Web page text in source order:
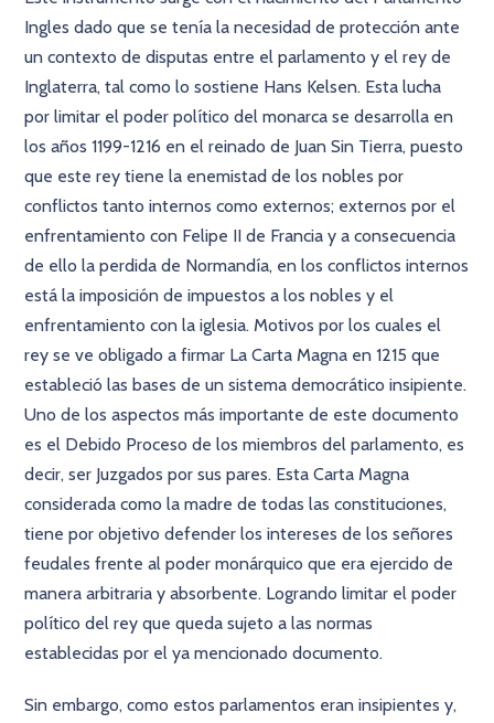
Ingles dado que se tenía la necesidad de protección ante
un contexto de disputas entre el parlamento y el rey de
Inglaterra, tal como lo sostiene Hans Kelsen. Esta lucha
por limitar el poder político del monarca se desarrolla en
los años 1199-1216 en el reinado de Juan Sin Tierra, puesto
que este rey tiene la enemistad de los nobles por
conflictos tanto internos como externos; externos por el
enfrentamiento con Felipe II de Francia y a consecuencia
de ello la perdida de Normandía, en los conflictos internos
está la imposición de impuestos a los nobles y el
enfrentamiento con la iglesia. Motivos por los cuales el
rey se ve obligado a firmar La Carta Magna en 1215 que
estableció las bases de un sistema democrático insipiente.
Uno de los aspectos más importante de este documento
es el Debido Proceso de los miembros del parlamento, es
decir, ser Juzgados por sus pares. Esta Carta Magna
considerada como la madre de todas las constituciones,
tiene por objetivo defender los intereses de los señores
feudales frente al poder monárquico que era ejercido de
manera arbitraria y absorbente. Logrando limitar el poder
político del rey que queda sujeto a las normas
establecidas por el ya mencionado documento.
Sin embargo, como estos parlamentos eran insipientes y,